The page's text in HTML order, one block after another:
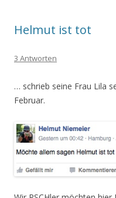
Helmut ist tot
3 Antworten
… schrieb seine Frau Lila
Februar.